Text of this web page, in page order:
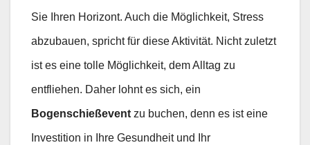
Sie Ihren Horizont. Auch die Möglichkeit, Stress
abzubauen, spricht für diese Aktivität. Nicht zuletzt
ist es eine tolle Möglichkeit, dem Alltag zu
entfliehen. Daher lohnt es sich, ein
Bogenschießevent zu buchen, denn es ist eine
Investition in Ihre Gesundheit und Ihr